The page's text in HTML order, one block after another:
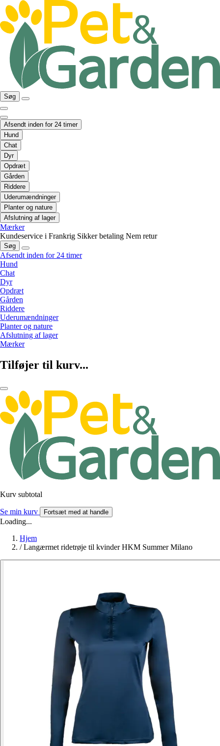
Søg
Afsendt inden for 24 timer
Hund
Chat
Dyr
Opdræt
Gården
Riddere
Uderumændninger
Planter og nature
Afslutning af lager
Mærker
Kundeservice i Frankrig Sikker betaling Nem retur
Søg
Afsendt inden for 24 timer
Hund
Chat
Dyr
Opdræt
Gården
Riddere
Uderumændninger
Planter og nature
Afslutning af lager
Mærker
Tilføjer til kurv...
Kurv subtotal
Se min kurv Fortsæt med at handle
Loading...
Hjem
/ Langærmet ridetrøje til kvinder HKM Summer Milano